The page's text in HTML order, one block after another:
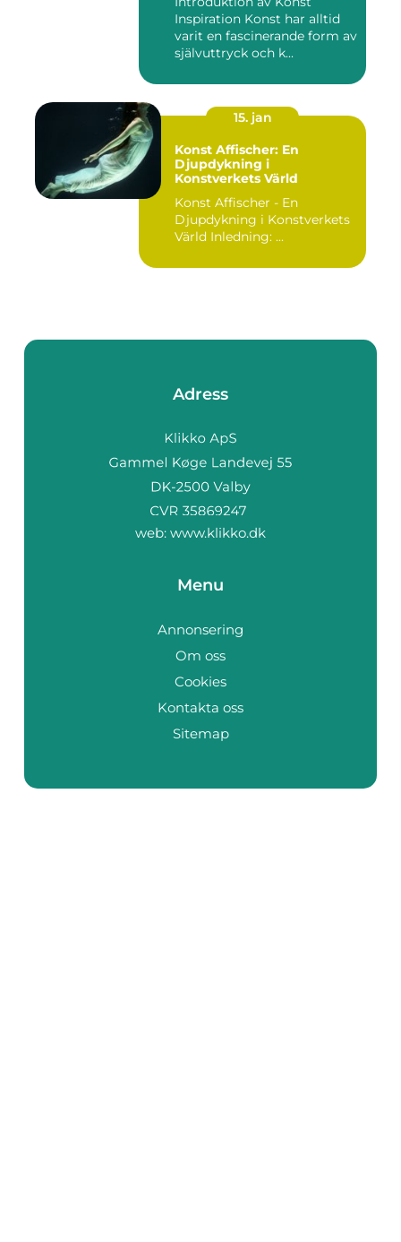
Inspiration Konst har alltid
varit en fascinerande form av
självuttryck och k...
15. jan
Konst Affischer: En
Djupdykning i
Konstverkets Värld
Konst Affischer - En
Djupdykning i Konstverkets
Värld Inledning: ...
Adress
web: www.klikko.dk
Menu
Annonsering
Om oss
Cookies
Kontakta oss
Sitemap